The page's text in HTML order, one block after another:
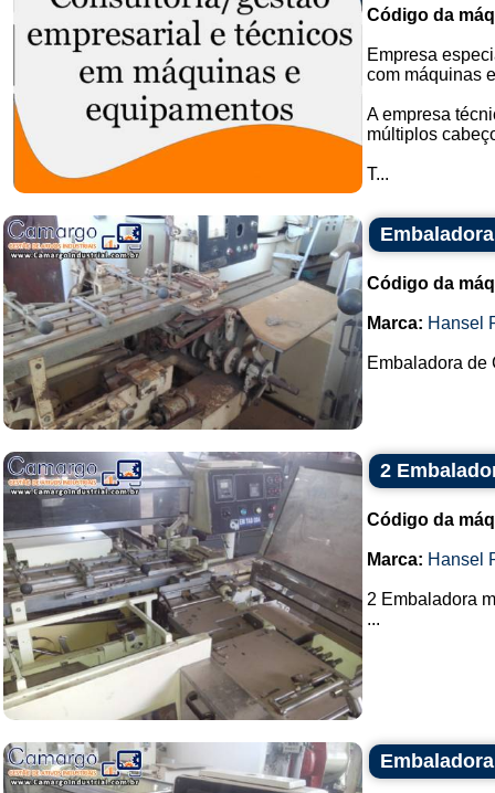
Código da
Empresa
com máquinas
A empresa
múltiplos
T...
Código da
Marca: Hansel
Embaladora de
2
Código da
Marca: Hansel
2 Embaladora
...